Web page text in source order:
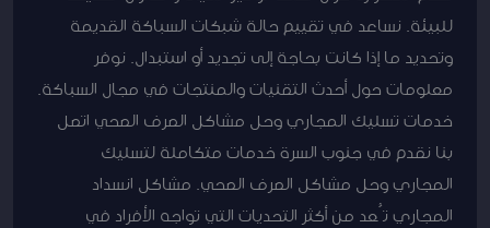
للبيئة. نساعد في تقييم حالة شبكات السباكة القديمة
وتحديد ما إذا كانت بحاجة إلى تجديد أو استبدال. نوفر
معلومات حول أحدث التقنيات والمنتجات في مجال السباكة.
خدمات تسليك المجاري وحل مشاكل الصرف الصحي اتصل
بنا نقدم في جنوب السرة خدمات متكاملة لتسليك
المجاري وحل مشاكل الصرف الصحي. مشاكل انسداد
المجاري تُعد من أكثر التحديات التي تواجه الأفراد في